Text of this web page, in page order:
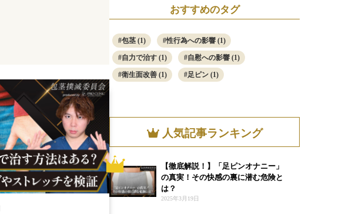
おすすめのタグ
包茎(1) 性行為への影響(1)
自力で治す(1) 自慰への影響(1)
衛生面改善(1) 足ピン(1)
人気記事ランキング
1
【徹底解説！】「足ピンオナニー」
の真実！その快感の裏に潜む危険と
は？
2025年3月19日